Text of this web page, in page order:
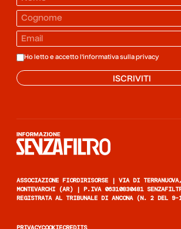
Ho letto e accetto l'informativa sulla privacy
ISCRIVITI
ASSOCIAZIONE FIORDIRISORSE | VIA DI
MONTEVARCHI (AR) | P.IVA 06310830481
REGISTRATA AL TRIBUNALE DI ANCONA (N. 2 DEL